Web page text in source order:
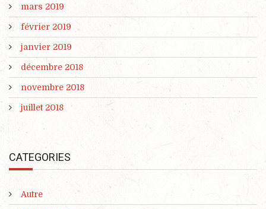
mars 2019
février 2019
janvier 2019
décembre 2018
novembre 2018
juillet 2018
CATEGORIES
Autre